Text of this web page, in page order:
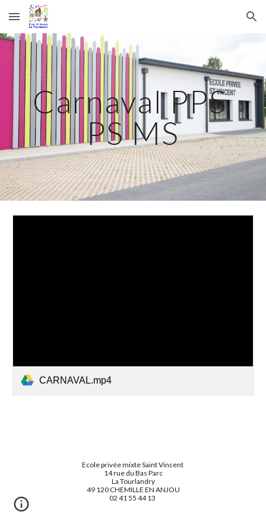
Skip to main content Skip to navigation
Carnaval PPS
PS MS
CARNAVAL.mp4
Ecole privée mixte Saint Vincent
14 rue du Bas Parc
La Tourlandry
49 120 CHEMILLE EN ANJOU
02 41 55 44 13